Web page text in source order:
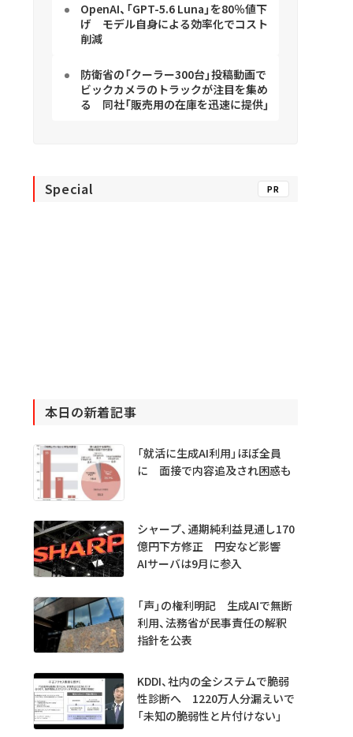
OpenAI、「GPT-5.6 Luna」を80％値下
げ モデル自身による効率化でコスト
削減
防衛省の「クーラー300台」投稿動画で
ビックカメラのトラックが注目を集め
る 同社「販売用の在庫を迅速に提供」
Special PR
本日の新着記事
「就活に生成AI利用」ほぼ全員
に 面接で内容追及され困惑も
シャープ、通期純利益見通し170
億円下方修正 円安など影響
AIサーバは9月に参入
「声」の権利明記 生成AIで無断
利用、法務省が民事責任の解釈
指針を公表
KDDI、社内の全システムで脆弱
性診断へ 1220万人分漏えいで
「未知の脆弱性と片付けない」